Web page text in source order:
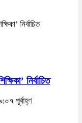
নির্বাচিত
নির্বাচিত
পূর্বাহ্ণ